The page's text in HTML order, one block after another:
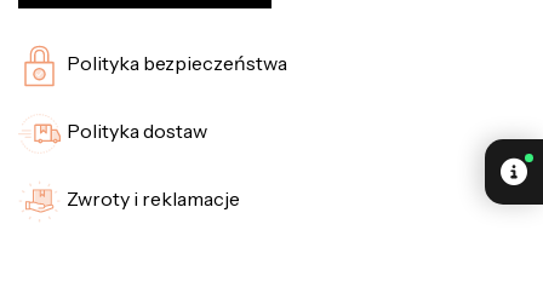
Polityka bezpieczeństwa
Polityka dostaw
Zwroty i reklamacje